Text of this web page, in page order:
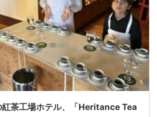
紅茶工場ホテル、「Heritance Tea